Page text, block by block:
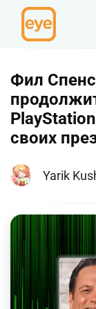
Фил
своих
Yarik